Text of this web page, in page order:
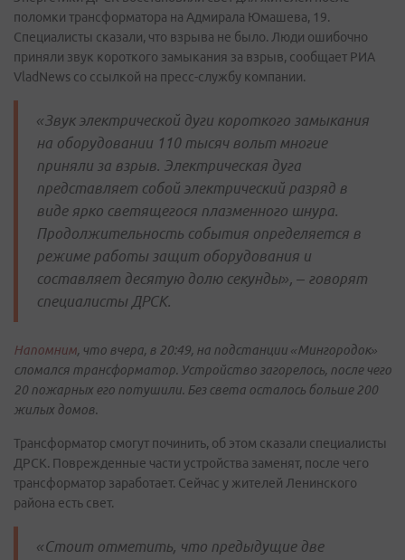
поломки трансформатора на Адмирала Юмашева, 19.
Специалисты сказали, что взрыва не было. Люди ошибочно
приняли звук короткого замыкания за взрыв, сообщает РИА
VladNews со ссылкой на пресс-службу компании.
«Звук электрической дуги короткого замыкания
на оборудовании 110 тысяч вольт многие
приняли за взрыв. Электрическая дуга
представляет собой электрический разряд в
виде ярко светящегося плазменного шнура.
Продолжительность события определяется в
режиме работы защит оборудования и
составляет десятую долю секунды», – говорят
специалисты ДРСК.
Напомним, что вчера, в 20:49, на подстанции «Мингородок»
сломался трансформатор. Устройство загорелось, после чего
20 пожарных его потушили. Без света осталось больше 200
жилых домов.
Трансформатор смогут починить, об этом сказали специалисты
ДРСК. Поврежденные части устройства заменят, после чего
трансформатор заработает. Сейчас у жителей Ленинского
района есть свет.
«Стоит отметить, что предыдущие две